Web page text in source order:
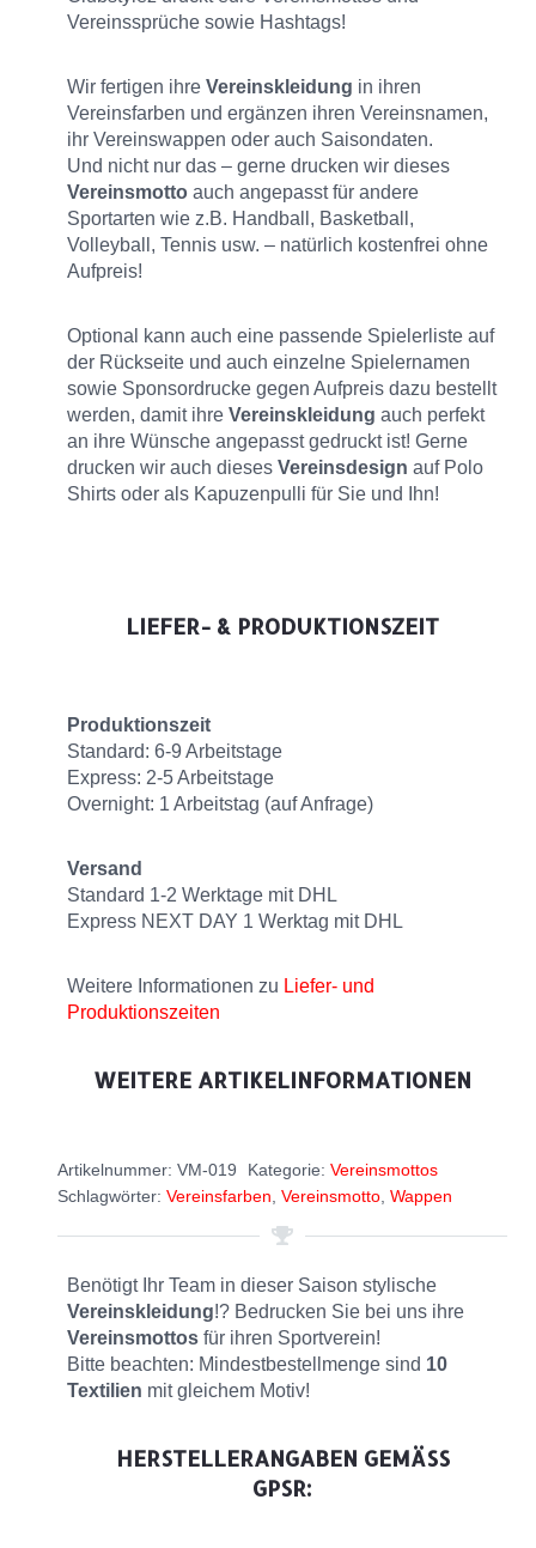
Vereinssprüche sowie Hashtags!
Wir fertigen ihre Vereinskleidung in ihren
Vereinsfarben und ergänzen ihren Vereinsnamen,
ihr Vereinswappen oder auch Saisondaten.
Und nicht nur das – gerne drucken wir dieses
Vereinsmotto auch angepasst für andere
Sportarten wie z.B. Handball, Basketball,
Volleyball, Tennis usw. – natürlich kostenfrei ohne
Aufpreis!
Optional kann auch eine passende Spielerliste auf
der Rückseite und auch einzelne Spielernamen
sowie Sponsordrucke gegen Aufpreis dazu bestellt
werden, damit ihre Vereinskleidung auch perfekt
an ihre Wünsche angepasst gedruckt ist! Gerne
drucken wir auch dieses Vereinsdesign auf Polo
Shirts oder als Kapuzenpulli für Sie und Ihn!
LIEFER- & PRODUKTIONSZEIT
Produktionszeit
Standard: 6-9 Arbeitstage
Express: 2-5 Arbeitstage
Overnight: 1 Arbeitstag (auf Anfrage)
Versand
Standard 1-2 Werktage mit DHL
Express NEXT DAY 1 Werktag mit DHL
Weitere Informationen zu Liefer- und
Produktionszeiten
WEITERE ARTIKELINFORMATIONEN
Artikelnummer: VM-019 Kategorie: Vereinsmottos
Schlagwörter: Vereinsfarben Vereinsmotto Wappen
Benötigt Ihr Team in dieser Saison stylische
Vereinskleidung!? Bedrucken Sie bei uns ihre
Vereinsmottos für ihren Sportverein!
Bitte beachten: Mindestbestellmenge sind 10
Textilien mit gleichem Motiv!
HERSTELLERANGABEN GEMÄSS G
PSR: